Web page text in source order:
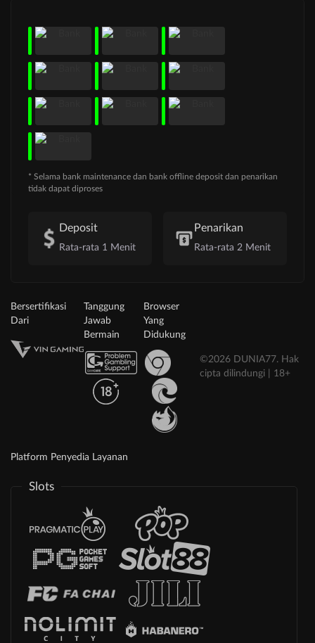
* Selama bank maintenance dan bank offline deposit dan penarikan
tidak dapat diproses
Deposit
Rata-rata 1 Menit
Penarikan
Rata-rata 2 Menit
Bersertifikasi
Dari
Tanggung
Jawab
Bermain
Browser
Yang
Didukung
©2026 DUNIA77. Hak
cipta dilindungi | 18+
Platform Penyedia Layanan
Slots